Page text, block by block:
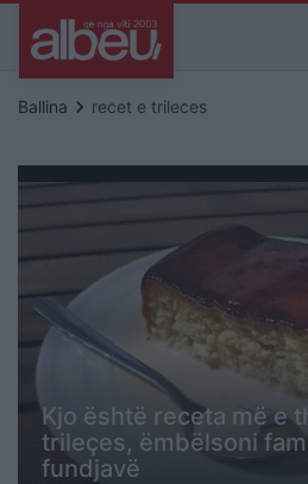
Ballina keyboard_arrow_right recet e trileces
Kjo është receta më e
trileçes, ëmbëlsoni
fundjavë